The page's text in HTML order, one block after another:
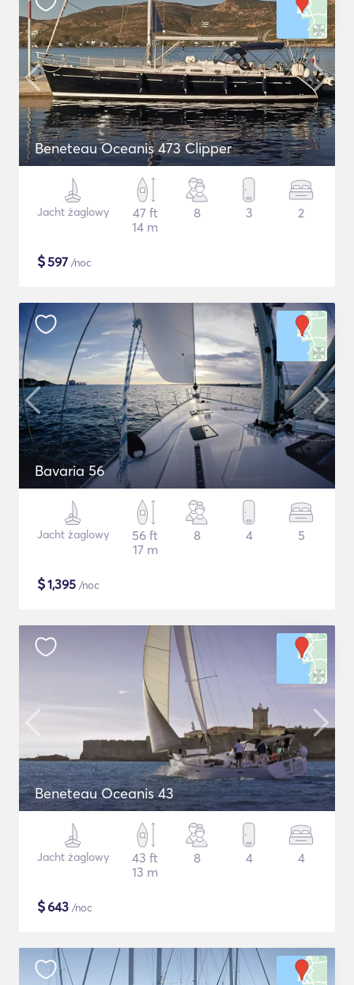
Beneteau Oceanis 473 Clipper
Jacht żaglowy
47 ft
14 m
8 3 2
$597 /noc
Bavaria 56
Jacht żaglowy
56 ft
17 m
8 4 5
$1,395 /noc
Beneteau Oceanis 43
Jacht żaglowy
43 ft
13 m
8 4 4
$643 /noc